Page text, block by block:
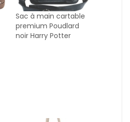
Sac à main cartable
premium Poudlard
noir Harry Potter